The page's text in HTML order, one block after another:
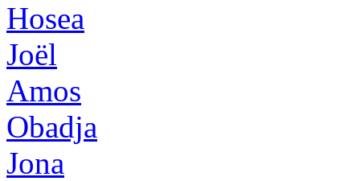
Hosea
Joël
Amos
Obadja
Jona